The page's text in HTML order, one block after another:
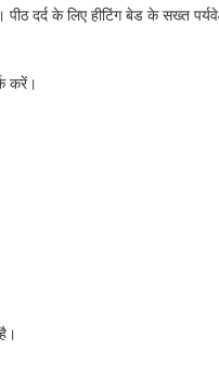
दर्द के लिए हीटिंग बेड के सख्त
करें।